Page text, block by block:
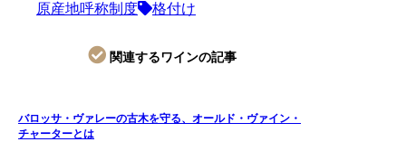
原産地呼称制度
格付け
関連するワインの記事
バロッサ・ヴァレーの古木を守る、オールド・ヴァイン・
チャーターとは